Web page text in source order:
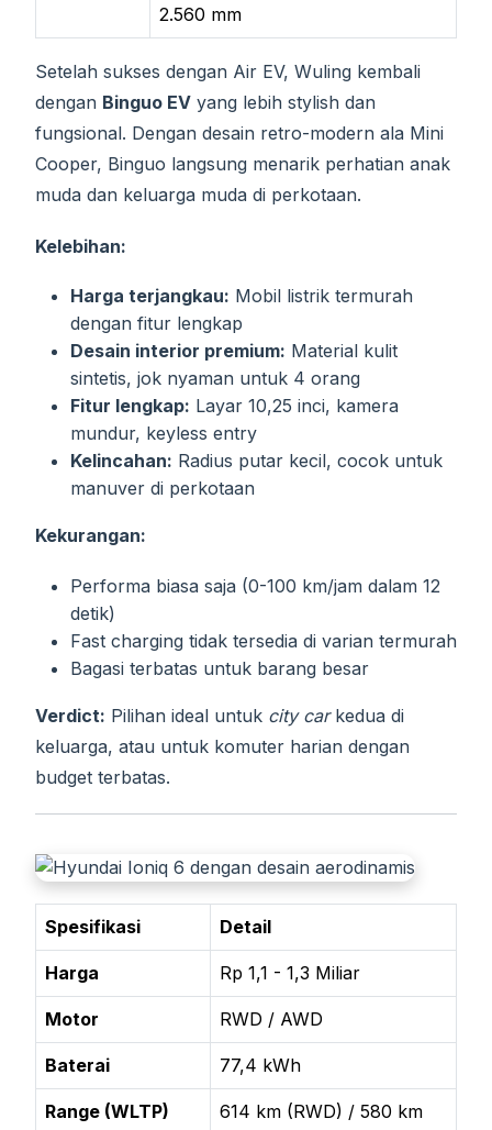
2.560 mm
Setelah sukses dengan Air EV, Wuling kembali
dengan Binguo EV yang lebih stylish dan
fungsional. Dengan desain retro-modern ala Mini
Cooper, Binguo langsung menarik perhatian anak
muda dan keluarga muda di perkotaan.
Kelebihan:
Harga terjangkau: Mobil listrik termurah
dengan fitur lengkap
Desain interior premium: Material kulit
sintetis, jok nyaman untuk 4 orang
Fitur lengkap: Layar 10,25 inci, kamera
mundur, keyless entry
Kelincahan: Radius putar kecil, cocok untuk
manuver di perkotaan
Kekurangan:
Performa biasa saja (0-100 km/jam dalam 12
detik)
Fast charging tidak tersedia di varian termurah
Bagasi terbatas untuk barang besar
Verdict: Pilihan ideal untuk city carkedua di
keluarga, atau untuk komuter harian dengan
budget terbatas.
Spesifikasi Detail
Harga Rp 1,1 - 1,3 Miliar
Motor RWD / AWD
Baterai 77,4 kWh
Range (WLTP)
614 km (RWD) / 580 km